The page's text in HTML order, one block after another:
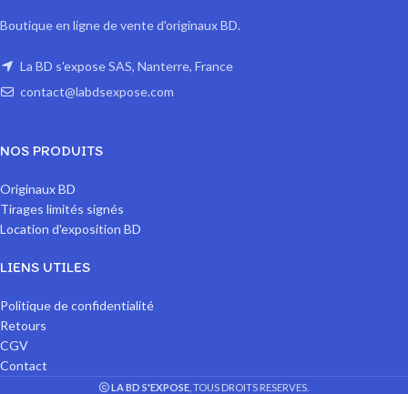
Boutique en ligne de vente d'originaux BD.
La BD s'expose SAS, Nanterre, France
contact@labdsexpose.com
NOS PRODUITS
Originaux BD
Tirages limités signés
Location d'exposition BD
LIENS UTILES
Politique de confidentialité
Retours
CGV
Contact
LA BD S'EXPOSE , TOUS DROITS RESERVES.